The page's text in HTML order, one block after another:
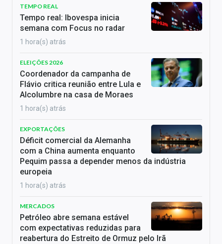
TEMPO REAL
Tempo real: Ibovespa inicia
semana com Focus no radar
1 hora(s) atrás
ELEIÇÕES 2026
Coordenador da campanha de
Flávio critica reunião entre Lula e
Alcolumbre na casa de Moraes
1 hora(s) atrás
EXPORTAÇÕES
Déficit comercial da Alemanha
com a China aumenta enquanto
Pequim passa a depender menos da indústria
europeia
1 hora(s) atrás
MERCADOS
Petróleo abre semana estável
com expectativas reduzidas para
reabertura do Estreito de Ormuz pelo Irã